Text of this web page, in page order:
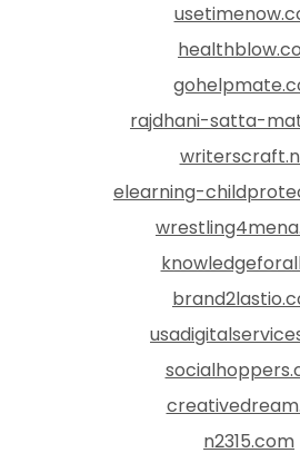
rajdhani-satta-
elearning-
n2315.com